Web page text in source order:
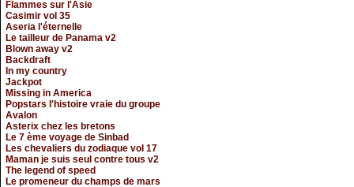
Flammes sur l'Asie
Casimir vol 35
Aseria l'éternelle
Le tailleur de Panama v2
Blown away v2
Backdraft
In my country
Jackpot
Missing in America
Popstars l'histoire vraie du groupe
Avalon
Asterix chez les bretons
Le 7 ème voyage de Sinbad
Les chevaliers du zodiaque vol 17
Maman je suis seul contre tous v2
The legend of speed
Le promeneur du champs de mars